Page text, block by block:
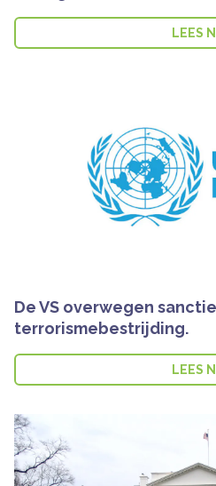
LEES
De VS overwegen
terrorismebestrijding.
LEES